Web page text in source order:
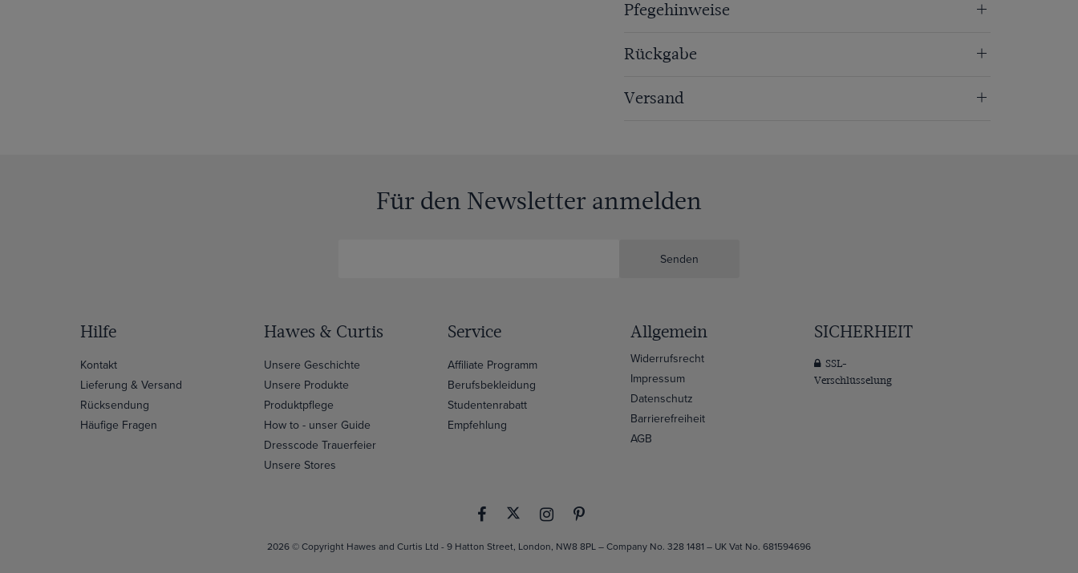
Pfegehinweise
Rückgabe
Versand
Für den Newsletter anmelden
Senden
Hilfe
Kontakt
Lieferung & Versand
Rücksendung
Häufige Fragen
Hawes & Curtis
Unsere Geschichte
Unsere Produkte
Produktpflege
How to - unser Guide
Dresscode Trauerfeier
Unsere Stores
Service
Affiliate Programm
Berufsbekleidung
Studentenrabatt
Empfehlung
Allgemein
Widerrufsrecht
Impressum
Datenschutz
Barrierefreiheit
AGB
SICHERHEIT
SSL-
Verschlüsselung
2026 © Copyright Hawes and Curtis Ltd - 9 Hatton Street, London, NW8 8PL – Company No. 328 1481 – UK Vat No. 681594696